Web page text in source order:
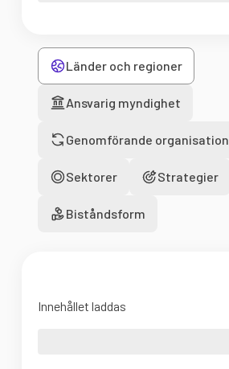
Länder och regioner
Ansvarig myndighet
Genomförande organisation
Sektorer Strategier
Biståndsform
Innehållet laddas